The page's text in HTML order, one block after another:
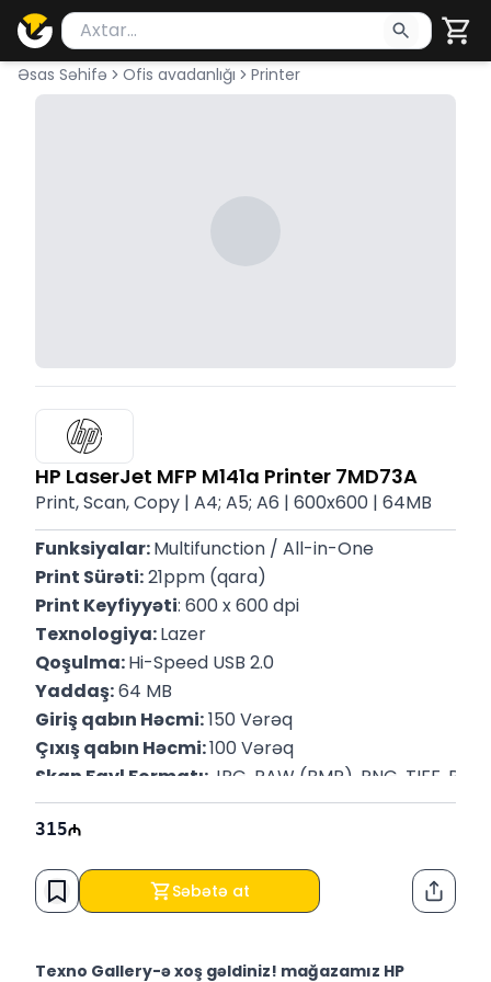
Məhsul axtar
Axtarış üçün ən azı 2 simvol yazın. Göndərmək
Əsas Səhifə Ofis avadanlığı Printer
HP LaserJet MFP M141a Printer 7MD73A
Print, Scan, Copy | A4; A5; A6 | 600x600 | 64MB
Funksiyalar: Multifunction / All-in-One
Print Sürəti: 21ppm (qara)
Print Keyfiyyəti: 600 x 600 dpi
Texnologiya: Lazer
Qoşulma: Hi-Speed USB 2.0
Yaddaş: 64 MB
Giriş qabın Həcmi: 150 Vərəq
Çıxış qabın Həcmi: 100 Vərəq
Skan Fayl Formatı: JPG, RAW (BMP), PNG, TIFF, PDF
Kağız Növü: A4; A5; A6; envelopes
P/N: 7MD73A
315
Səbətə at
Texno Gallery-ə xoş gəldiniz! mağazamız HP